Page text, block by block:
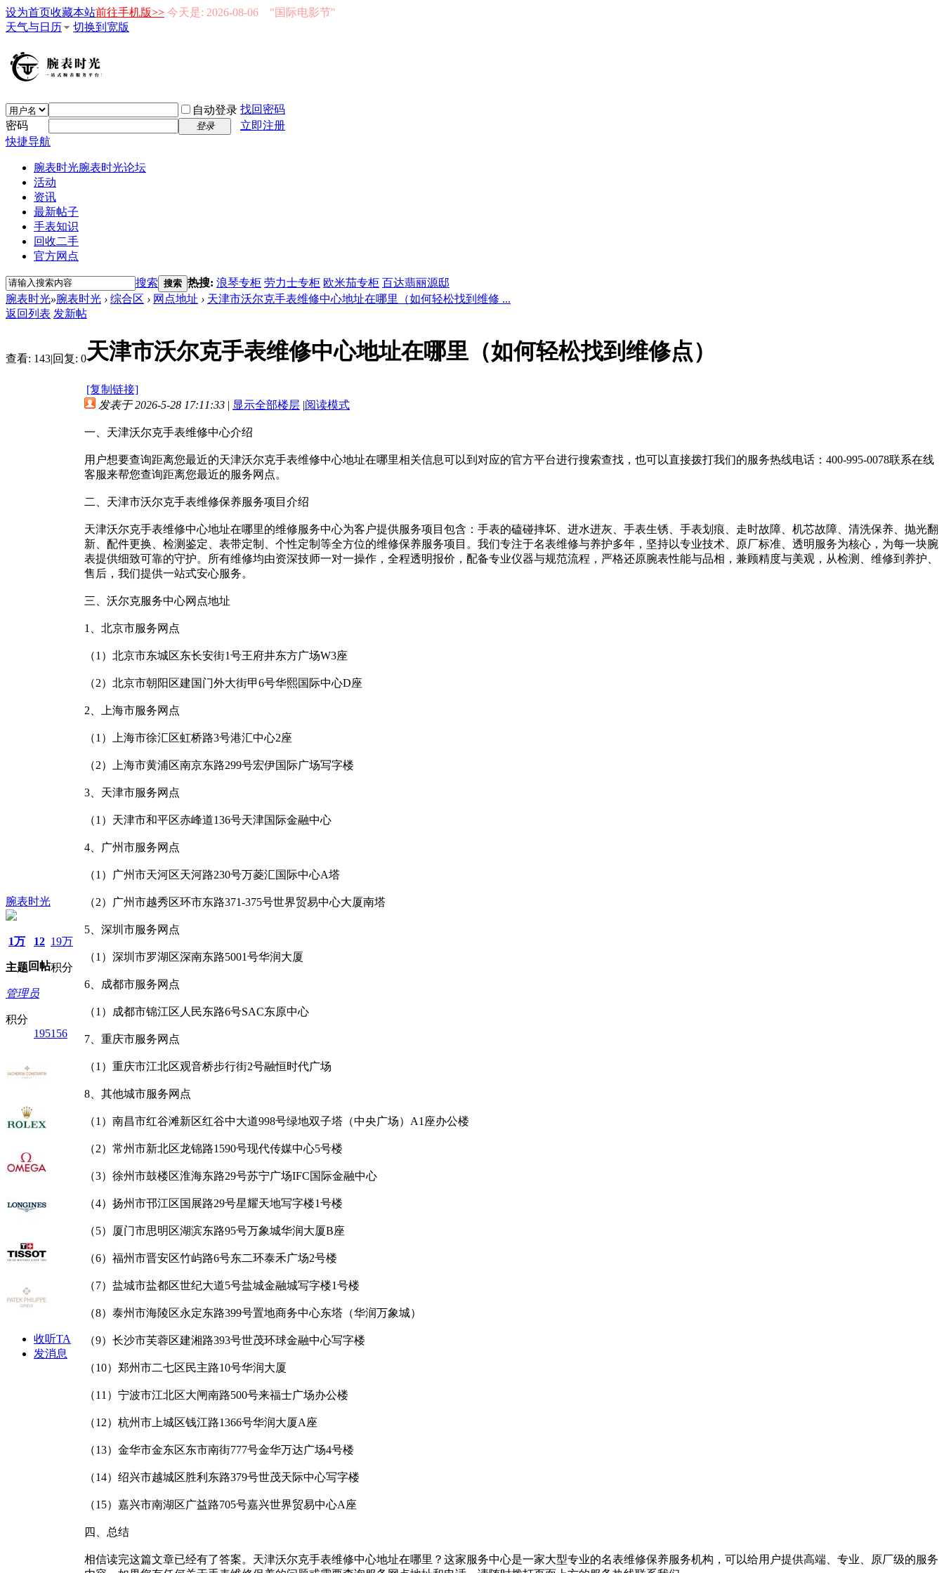
设为首页收藏本站前往手机版>> 今天是: 2026-08-06 "国际电影节"
天气与日历
切换到宽版
自动登录 找回密码
密码
登录
立即注册
快捷导航
腕表时光腕表时光论坛
活动
资讯
最新帖子
手表知识
回收二手
官方网点
搜索 搜索 热搜: 浪琴专柜 劳力士专柜 欧米茄专柜 百达翡丽源邸
腕表时光»腕表时光 › 综合区 › 网点地址 › 天津市沃尔克手表维修中心地址在哪里（如何轻松找到维修 ...
返回列表 发新帖
查看: 143|回复: 0天津市沃尔克手表维修中心地址在哪里（如何轻松找到维修点）
[复制链接]
腕表时光
1万
主题
12
回帖
19万
积分
管理员
积分
195156
收听TA
发消息
发表于 2026-5-28 17:11:33 | 显示全部楼层 |阅读模式
一、天津沃尔克手表维修中心介绍
用户想要查询距离您最近的天津沃尔克手表维修中心地址在哪里相关信息可以到对应的官方平台进行搜索查找，也可以直接拨打我们的服务热线电话：400-995-0078联系在线
客服来帮您查询距离您最近的服务网点。
二、天津市沃尔克手表维修保养服务项目介绍
天津沃尔克手表维修中心地址在哪里的维修服务中心为客户提供服务项目包含：手表的磕碰摔坏、进水进灰、手表生锈、手表划痕、走时故障、机芯故障、清洗保养、抛光翻
新、配件更换、检测鉴定、表带定制、个性定制等全方位的维修保养服务项目。我们专注于名表维修与养护多年，坚持以专业技术、原厂标准、透明服务为核心，为每一块腕
表提供细致可靠的守护。所有维修均由资深技师一对一操作，全程透明报价，配备专业仪器与规范流程，严格还原腕表性能与品相，兼顾精度与美观，从检测、维修到养护、
售后，我们提供一站式安心服务。
三、沃尔克服务中心网点地址
1、北京市服务网点
（1）北京市东城区东长安街1号王府井东方广场W3座
（2）北京市朝阳区建国门外大街甲6号华熙国际中心D座
2、上海市服务网点
（1）上海市徐汇区虹桥路3号港汇中心2座
（2）上海市黄浦区南京东路299号宏伊国际广场写字楼
3、天津市服务网点
（1）天津市和平区赤峰道136号天津国际金融中心
4、广州市服务网点
（1）广州市天河区天河路230号万菱汇国际中心A塔
（2）广州市越秀区环市东路371-375号世界贸易中心大厦南塔
5、深圳市服务网点
（1）深圳市罗湖区深南东路5001号华润大厦
6、成都市服务网点
（1）成都市锦江区人民东路6号SAC东原中心
7、重庆市服务网点
（1）重庆市江北区观音桥步行街2号融恒时代广场
8、其他城市服务网点
（1）南昌市红谷滩新区红谷中大道998号绿地双子塔（中央广场）A1座办公楼
（2）常州市新北区龙锦路1590号现代传媒中心5号楼
（3）徐州市鼓楼区淮海东路29号苏宁广场IFC国际金融中心
（4）扬州市邗江区国展路29号星耀天地写字楼1号楼
（5）厦门市思明区湖滨东路95号万象城华润大厦B座
（6）福州市晋安区竹屿路6号东二环泰禾广场2号楼
（7）盐城市盐都区世纪大道5号盐城金融城写字楼1号楼
（8）泰州市海陵区永定东路399号置地商务中心东塔（华润万象城）
（9）长沙市芙蓉区建湘路393号世茂环球金融中心写字楼
（10）郑州市二七区民主路10号华润大厦
（11）宁波市江北区大闸南路500号来福士广场办公楼
（12）杭州市上城区钱江路1366号华润大厦A座
（13）金华市金东区东市南街777号金华万达广场4号楼
（14）绍兴市越城区胜利东路379号世茂天际中心写字楼
（15）嘉兴市南湖区广益路705号嘉兴世界贸易中心A座
四、总结
相信读完这篇文章已经有了答案。天津沃尔克手表维修中心地址在哪里？这家服务中心是一家大型专业的名表维修保养服务机构，可以给用户提供高端、专业、原厂级的服务